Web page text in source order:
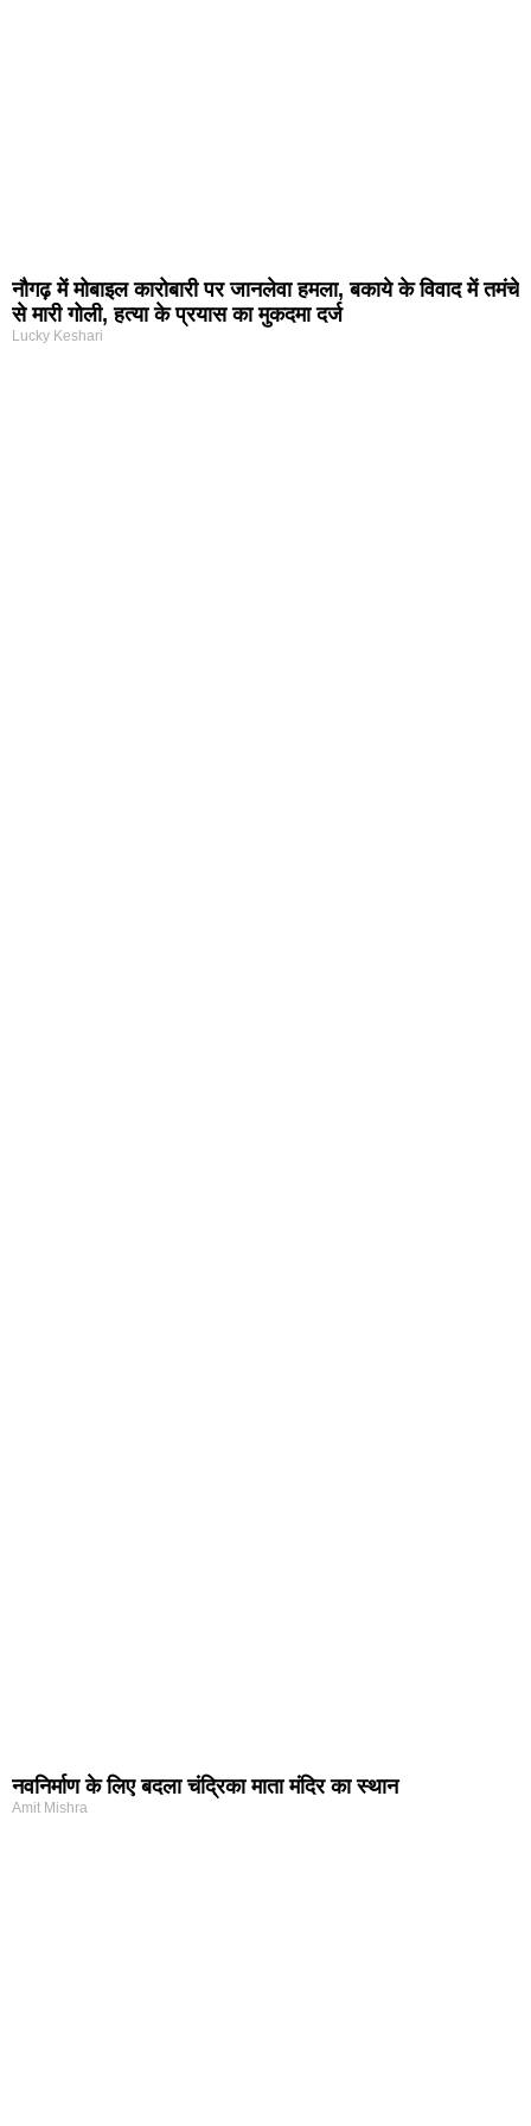
नौगढ़ में मोबाइल कारोबारी पर जानलेवा हमला, बकाये के विवाद में तमंचे
से मारी गोली, हत्या के प्रयास का मुकदमा दर्ज
Lucky Keshari
नवनिर्माण के लिए बदला चंद्रिका माता मंदिर का स्थान
Amit Mishra